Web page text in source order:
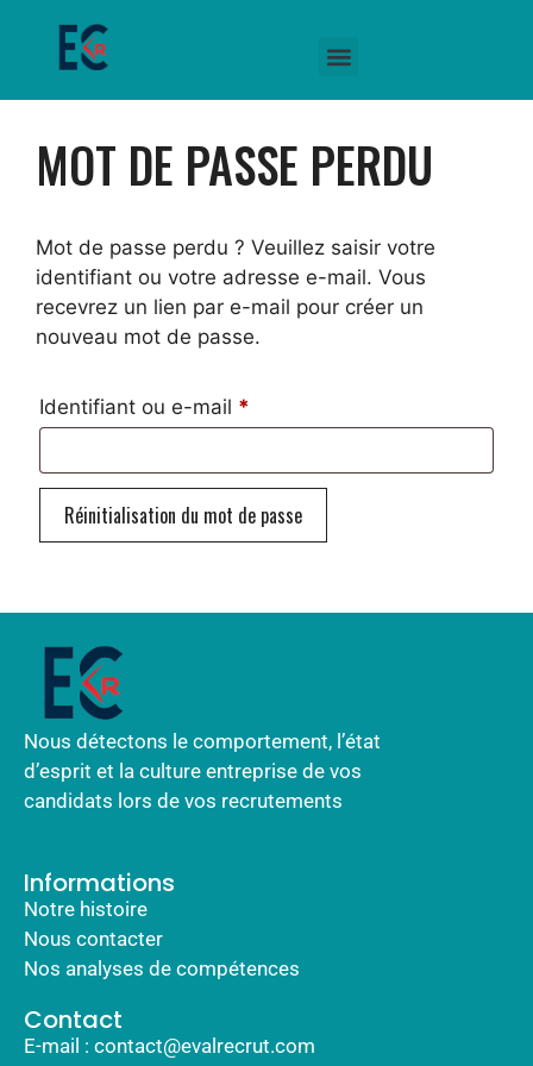
MOT DE PASSE PERDU
Mot de passe perdu ? Veuillez saisir votre
identifiant ou votre adresse e-mail. Vous
recevrez un lien par e-mail pour créer un
nouveau mot de passe.
Identifiant ou e-mail *
Réinitialisation du mot de passe
Nous détectons le comportement, l’état
d’esprit et la culture entreprise de vos
candidats lors de vos recrutements
Informations
Notre histoire
Nous contacter
Nos analyses de compétences
Contact
E-mail : contact@evalrecrut.com